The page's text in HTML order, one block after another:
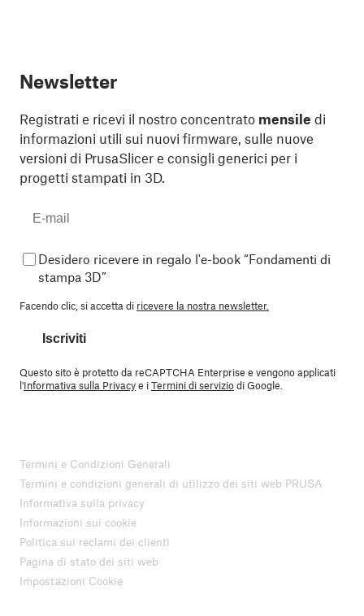
Newsletter
Registrati e ricevi il nostro concentrato mensile di
informazioni utili sui nuovi firmware, sulle nuove
versioni di PrusaSlicer e consigli generici per i
progetti stampati in 3D.
Desidero ricevere in regalo l'e-book “Fondamenti di
stampa 3D”
Facendo clic, si accetta di ricevere la nostra newsletter.
Iscriviti
Questo sito è protetto da reCAPTCHA Enterprise e vengono applicati
l'Informativa sulla Privacye iTermini di serviziodi Google.
Termini e Condizioni Generali
Termini e condizioni generali di utilizzo dei siti web PRUSA
Informativa sulla privacy
Informazioni sui cookie
Politica sui reclami dei clienti
Pagina di stato dei siti web
Impostazioni Cookie